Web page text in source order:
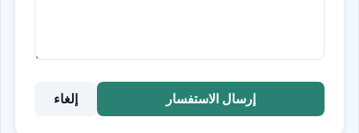
إرسال الاستفسار إلغاء